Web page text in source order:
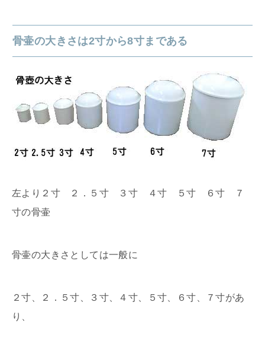
骨壷の大きさは2寸から8寸まである
左より２寸 ２．５寸 ３寸 ４寸 ５寸 ６寸 ７
寸の骨壷
骨壷の大きさとしては一般に
２寸、２．５寸、３寸、４寸、５寸、６寸、７寸があ
り、